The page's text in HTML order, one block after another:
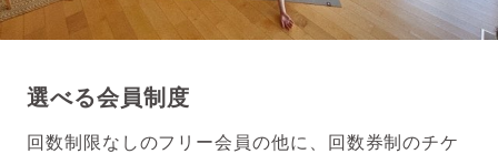
選べる会員制度
回数制限なしのフリー会員の他に、回数券制のチケ